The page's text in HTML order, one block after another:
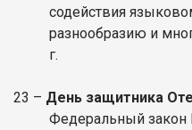
содействия
разнообразию и
г.
23 – День защитника
Федеральный закон